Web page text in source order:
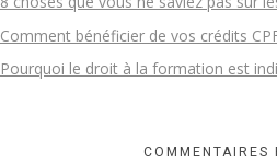
Comment bénéficier de vos crédits
Pourquoi le droit à la formation est
COMMENTAIRES